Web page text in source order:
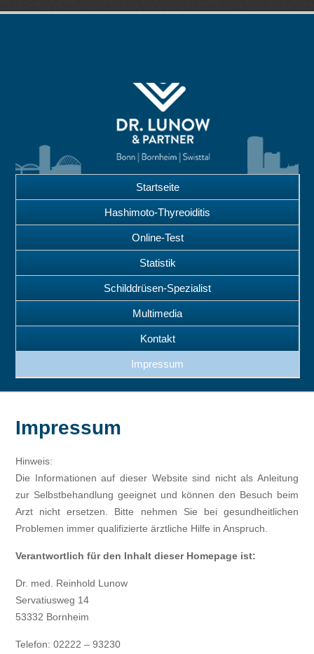
Startseite
Hashimoto-Thyreoiditis
Online-Test
Statistik
Schilddrüsen-Spezialist
Multimedia
Kontakt
Impressum
Impressum
Hinweis:
Die Informationen auf dieser Website sind nicht als Anleitung
zur Selbstbehandlung geeignet und können den Besuch beim
Arzt nicht ersetzen. Bitte nehmen Sie bei gesundheitlichen
Problemen immer qualifizierte ärztliche Hilfe in Anspruch.
Verantwortlich für den Inhalt dieser Homepage ist:
Dr. med. Reinhold Lunow
Servatiusweg 14
53332 Bornheim
Telefon: 02222 – 93230